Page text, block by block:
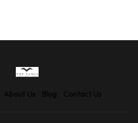
About Us Blog Contact Us